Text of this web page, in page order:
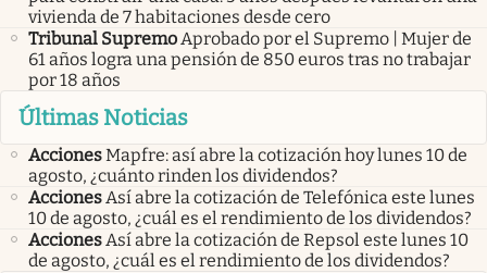
vivienda de 7 habitaciones desde cero
Tribunal SupremoAprobado por el Supremo | Mujer de
61 años logra una pensión de 850 euros tras no trabajar
por 18 años
Últimas Noticias
AccionesMapfre: así abre la cotización hoy lunes 10 de
agosto, ¿cuánto rinden los dividendos?
AccionesAsí abre la cotización de Telefónica este lunes
10 de agosto, ¿cuál es el rendimiento de los dividendos?
AccionesAsí abre la cotización de Repsol este lunes 10
de agosto, ¿cuál es el rendimiento de los dividendos?